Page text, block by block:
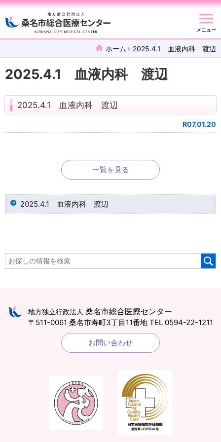
メニュー
ホーム 2025.4.1 血液内科 渡辺
2025.4.1 血液内科 渡辺
2025.4.1 血液内科 渡辺
R07.01.20
一覧を見る
2025.4.1 血液内科 渡辺
地方独立行政法人 桑名市総合医療センター
〒511-0061 桑名市寿町3丁目11番地 TEL 0594-22-1211
お問い合わせ